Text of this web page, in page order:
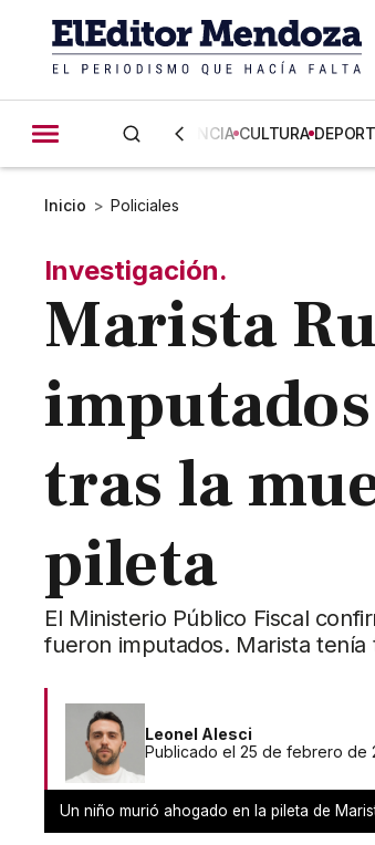
CIENCIA CULTURA
Inicio > Policiales
Investigación.
Marista
tras la
pileta
El Ministerio Público Fiscal
fueron imputados. Marista tenía
Leonel Alesci
Publicado el 25 de febrero de
Un niño murió ahogado en la pileta de